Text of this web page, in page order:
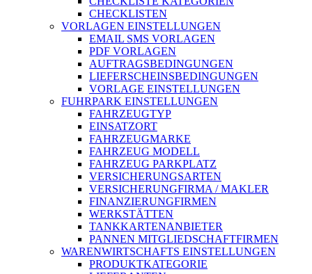
CHECKLISTEN
VORLAGEN EINSTELLUNGEN
EMAIL SMS VORLAGEN
PDF VORLAGEN
AUFTRAGSBEDINGUNGEN
LIEFERSCHEINSBEDINGUNGEN
VORLAGE EINSTELLUNGEN
FUHRPARK EINSTELLUNGEN
FAHRZEUGTYP
EINSATZORT
FAHRZEUGMARKE
FAHRZEUG MODELL
FAHRZEUG PARKPLATZ
VERSICHERUNGSARTEN
VERSICHERUNGFIRMA / MAKLER
FINANZIERUNGFIRMEN
WERKSTÄTTEN
TANKKARTENANBIETER
PANNEN MITGLIEDSCHAFTFIRMEN
WARENWIRTSCHAFTS EINSTELLUNGEN
PRODUKTKATEGORIE